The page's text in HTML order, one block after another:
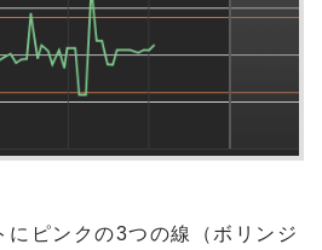
にピンクの3つの線（ボリンジ